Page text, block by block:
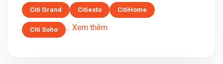
Citi Grand Citiesto CitiHome
Citi Soho ... Xem thêm